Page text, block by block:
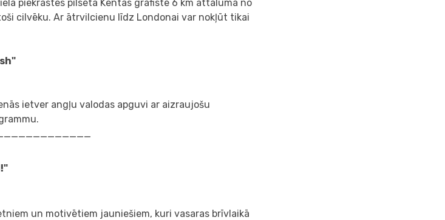
piekrastes pilsēta Kentas grāfistē 6 km attālumā no
cilvēku. Ar ātrvilcienu līdz Londonai var nokļūt tikai
ietver angļu valodas apguvi ar aizraujošu
un motivētiem jauniešiem, kuri vasaras brīvlaikā